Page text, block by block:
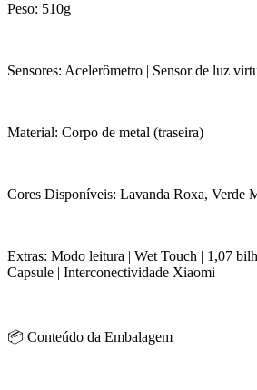
Peso: 510g
Sensores: Acelerômetro | Sensor de luz
Material: Corpo de metal (traseira)
Cores Disponíveis: Lavanda Roxa, Verde
Extras: Modo leitura | Wet Touch | 1,07
Capsule | Interconectividade Xiaomi
📦 Conteúdo da Embalagem